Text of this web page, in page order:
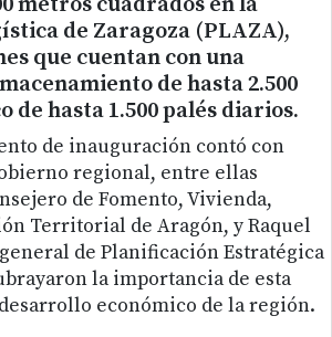
de Zaragoza (PLAZA),
que cuentan con una
de hasta 2.500
de hasta 1.500 palés diarios.
de inauguración contó con
regional, entre ellas
de Fomento, Vivienda,
Territorial de Aragón, y Raquel
de Planificación Estratégica
la importancia de esta
económico de la región.